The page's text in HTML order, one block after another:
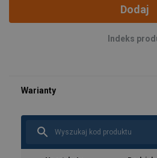
Dodaj
Indeks